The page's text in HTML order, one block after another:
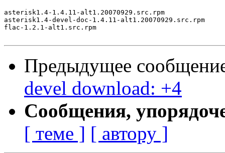
asterisk1.4-1.4.11-alt1.20070929.src.rpm
asterisk1.4-devel-doc-1.4.11-alt1.20070929.src.rpm
flac-1.2.1-alt1.src.rpm
Предыдущее
devel download: +4
Сообщения,
[ теме ] [ автору ]